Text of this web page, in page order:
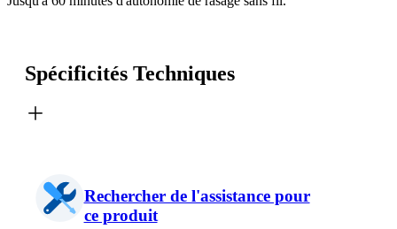
Spécificités Techniques
Rechercher de l'assistance pour
ce produit